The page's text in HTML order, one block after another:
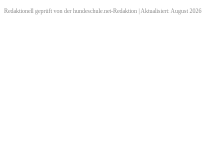
Redaktionell geprüft von der hundeschule.net-Redaktion | Aktualisiert: August 2026